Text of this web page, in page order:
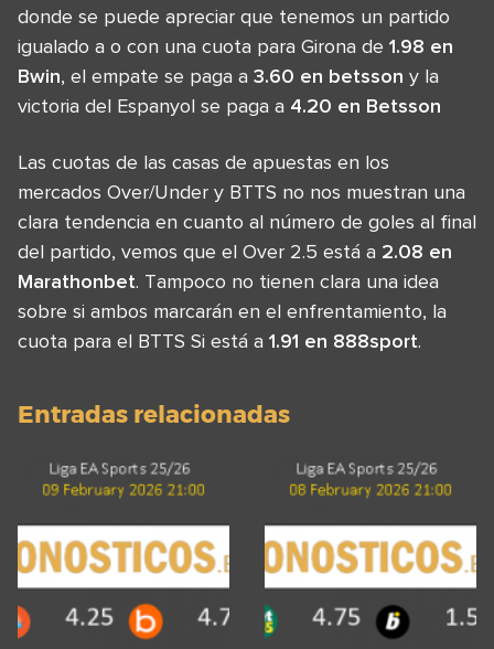
donde se puede apreciar que tenemos un partido
igualado a o con una cuota para Girona de 1.98 en
Bwin, el empate se paga a 3.60 en betsson y la
victoria del Espanyol se paga a 4.20 en Betsson
Las cuotas de las casas de apuestas en los
mercados Over/Under y BTTS no nos muestran una
clara tendencia en cuanto al número de goles al final
del partido, vemos que el Over 2.5 está a 2.08 en
Marathonbet. Tampoco no tienen clara una idea
sobre si ambos marcarán en el enfrentamiento, la
cuota para el BTTS Si está a 1.91 en 888sport.
Entradas relacionadas